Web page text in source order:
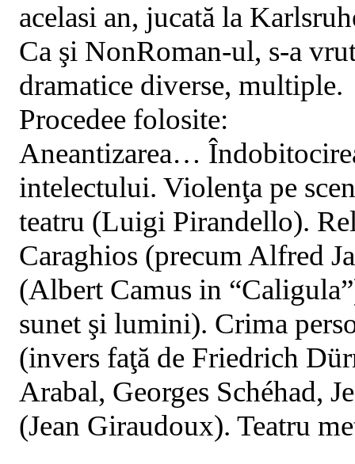
acelasi an, jucată la
Ca şi NonRoman-ul, s-a
dramatice diverse, multiple.
Procedee folosite:
Aneantizarea…
intelectului. Violenţa pe
teatru (Luigi Pirandello).
Caraghios (precum Alfred
(Albert Camus in
sunet şi lumini). Crima
(invers faţă de Friedrich
Arabal, Georges Schéhad,
(Jean Giraudoux). Teatru